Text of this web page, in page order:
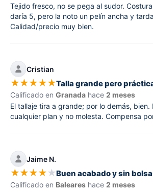
Tejido fresco, no se pega al sudor.
daría 5, pero la noto un pelín ancha y
Calidad/precio muy bien.
Cristian
★★★★★Talla grande pero
Calificado en Granada hace 2 meses
El tallaje tira a grande; por lo demás, bien.
cualquier plan y no molesta. Compensa
Jaime N.
★★★★★Buen acabado y sin
Calificado en Baleares hace 2 meses